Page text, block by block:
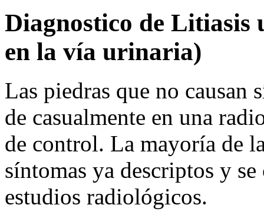
Diagnostico de
en la vía urinaria)
Las piedras que no causan
de casualmente en una
de control. La mayoría de
síntomas ya descriptos y
estudios radiológicos.